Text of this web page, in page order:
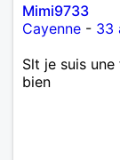
Mimi9733
Cayenne - 33
Slt je suis
bien